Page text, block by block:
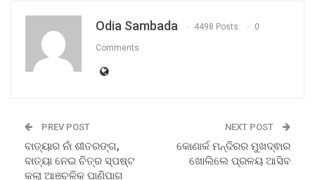
Odia Sambada 4498 Posts 0
Comments
PREV POST
ବାତ୍ୟାର ନାଁ ଶୀତରଙ୍ଗ,
ବାତ୍ୟା ନେଇ ଚିତ୍ର ସ୍ପଷ୍ଟ
କଲା ଆଞ୍ଚଳିକ ପାଣିପାଗ
NEXT POST
କୋଣାର୍କ ମନ୍ଦିରର ମୁଖଦ୍ଵାର
ଖୋଲିଲେ ପ୍ରଳୟ ଆସିବ